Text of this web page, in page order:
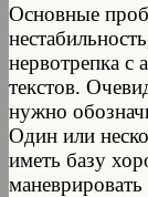
Основные
нервотрепка с
текстов.
нужно
Один или
иметь базу